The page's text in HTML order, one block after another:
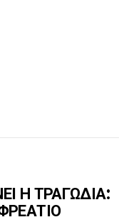
Η ΤΡΑΓΩΔΙΑ: